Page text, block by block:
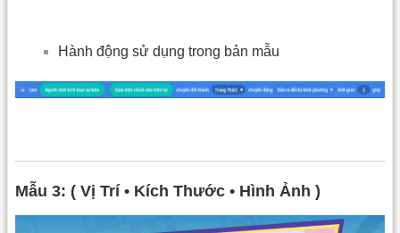
Hành động sử dụng trong bản mẫu
Mẫu 3: ( Vị Trí • Kích Thước • Hình Ảnh )